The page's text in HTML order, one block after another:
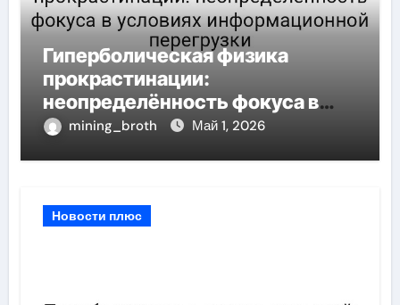
Гиперболическая физика
прокрастинации:
неопределённость фокуса в
условиях информационной
mining_broth Май 1, 2026
Новости плюс